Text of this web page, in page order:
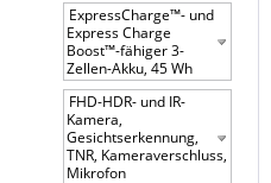
ExpressCharge™- und
Express Charge
Boost™-fähiger 3-
Zellen-Akku, 45 Wh
FHD-HDR- und IR-
Kamera,
Gesichtserkennung,
TNR, Kameraverschluss,
Mikrofon